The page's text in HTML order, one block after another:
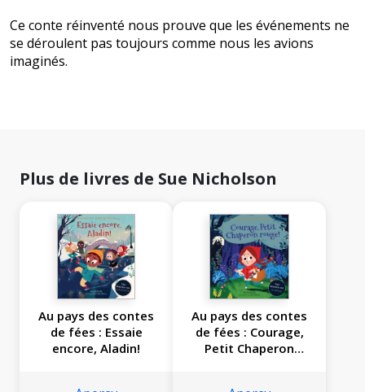
Ce conte réinventé nous prouve que les événements ne
se déroulent pas toujours comme nous les avions
imaginés.
Plus de livres de Sue Nicholson
Au pays des contes
de fées : Essaie
encore, Aladin!
Au pays des contes
de fées : Courage,
Petit Chaperon